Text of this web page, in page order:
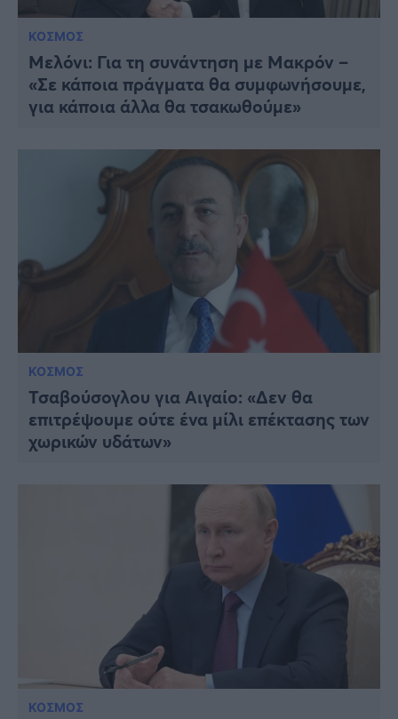
ΚΟΣΜΟΣ
Μελόνι: Για τη συνάντηση με Μακρόν –
«Σε κάποια πράγματα θα συμφωνήσουμε,
για κάποια άλλα θα τσακωθούμε»
ΚΟΣΜΟΣ
Τσαβούσογλου για Αιγαίο: «Δεν θα
επιτρέψουμε ούτε ένα μίλι επέκτασης των
χωρικών υδάτων»
ΚΟΣΜΟΣ